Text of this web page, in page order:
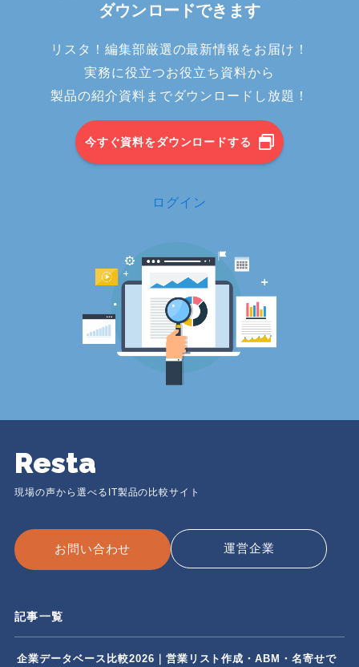
ダウンロードできます
リスタ！編集部厳選の最新情報をお届け！
実務に役立つお役立ち資料から
製品の紹介資料までダウンロードし放題！
今すぐ資料をダウンロードする
ログイン
Resta
現場の声から選べるIT製品の比較サイト
お問い合わせ 運営企業
記事一覧
企業データベース比較2026｜営業リスト作成・ABM・名寄せで